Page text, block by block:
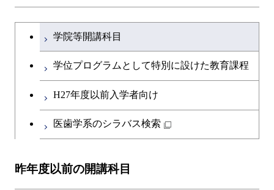
初年次専門科目
文系教養科目
英語科目
第二外国語科目
アントレプレナーシップ科目
学士課程を切り替える
学院等開講科目
学位プログラムとして特別に設けた教育課程
H27年度以前入学者向け
医歯学系のシラバス検索
昨年度以前の開講科目